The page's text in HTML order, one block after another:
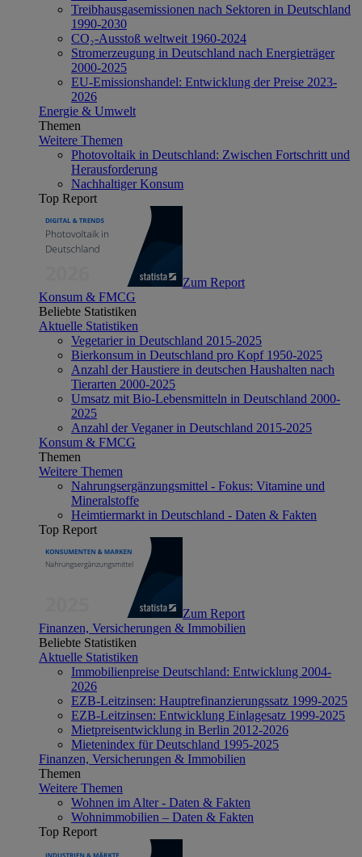
Treibhausgasemissionen nach Sektoren in Deutschland
1990-2030
CO₂-Ausstoß weltweit 1960-2024
Stromerzeugung in Deutschland nach Energieträger
2000-2025
EU-Emissionshandel: Entwicklung der Preise 2023-
2026
Energie & Umwelt
Themen
Weitere Themen
Photovoltaik in Deutschland: Zwischen Fortschritt und
Herausforderung
Nachhaltiger Konsum
Top Report
Zum Report
Konsum & FMCG
Beliebte Statistiken
Aktuelle Statistiken
Vegetarier in Deutschland 2015-2025
Bierkonsum in Deutschland pro Kopf 1950-2025
Anzahl der Haustiere in deutschen Haushalten nach
Tierarten 2000-2025
Umsatz mit Bio-Lebensmitteln in Deutschland 2000-
2025
Anzahl der Veganer in Deutschland 2015-2025
Konsum & FMCG
Themen
Weitere Themen
Nahrungsergänzungsmittel - Fokus: Vitamine und
Mineralstoffe
Heimtiermarkt in Deutschland - Daten & Fakten
Top Report
Zum Report
Finanzen, Versicherungen & Immobilien
Beliebte Statistiken
Aktuelle Statistiken
Immobilienpreise Deutschland: Entwicklung 2004-
2026
EZB-Leitzinsen: Hauptrefinanzierungssatz 1999-2025
EZB-Leitzinsen: Entwicklung Einlagesatz 1999-2025
Mietpreisentwicklung in Berlin 2012-2026
Mietenindex für Deutschland 1995-2025
Finanzen, Versicherungen & Immobilien
Themen
Weitere Themen
Wohnen im Alter - Daten & Fakten
Wohnimmobilien – Daten & Fakten
Top Report